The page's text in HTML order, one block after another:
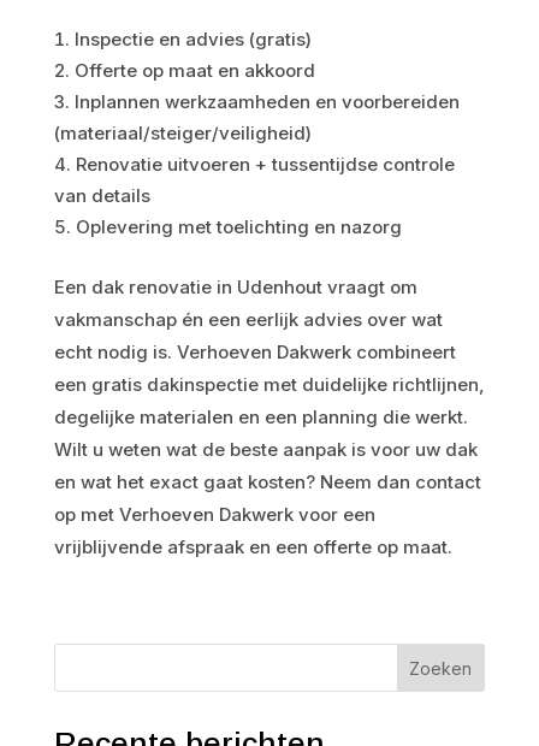
Inspectie en advies (gratis)
Offerte op maat en akkoord
Inplannen werkzaamheden en voorbereiden
(materiaal/steiger/veiligheid)
Renovatie uitvoeren + tussentijdse controle
van details
Oplevering met toelichting en nazorg
Een dak renovatie in Udenhout vraagt om
vakmanschap én een eerlijk advies over wat
echt nodig is. Verhoeven Dakwerk combineert
een gratis dakinspectie met duidelijke richtlijnen,
degelijke materialen en een planning die werkt.
Wilt u weten wat de beste aanpak is voor uw dak
en wat het exact gaat kosten? Neem dan contact
op met Verhoeven Dakwerk voor een
vrijblijvende afspraak en een offerte op maat.
Zoeken